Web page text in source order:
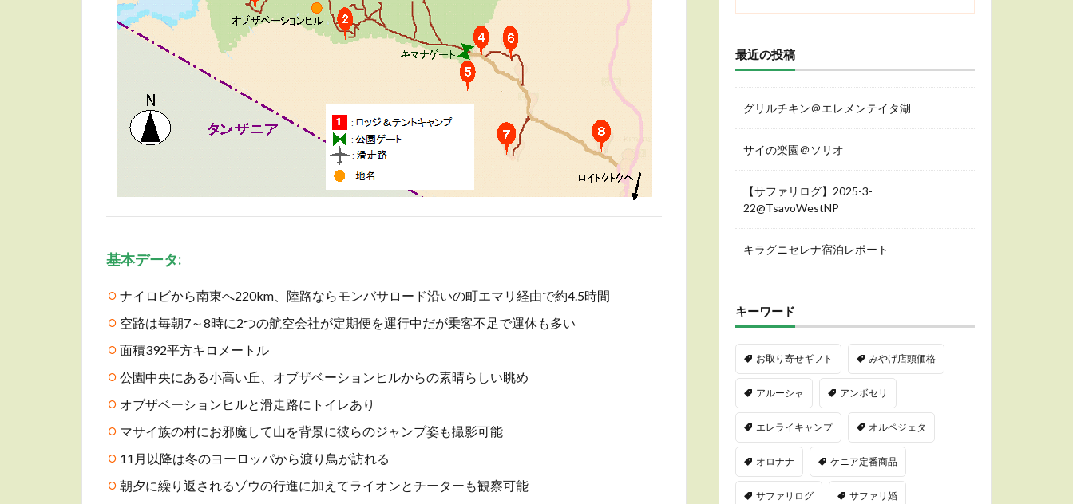
基本データ:
ナイロビから南東へ220km、陸路ならモンバサロード沿いの町エマリ経由で約4.5時間
空路は毎朝7～8時に2つの航空会社が定期便を運行中だが乗客不足で運休も多い
面積392平方キロメートル
公園中央にある小高い丘、オブザベーションヒルからの素晴らしい眺め
オブザベーションヒルと滑走路にトイレあり
マサイ族の村にお邪魔して山を背景に彼らのジャンプ姿も撮影可能
11月以降は冬のヨーロッパから渡り鳥が訪れる
朝夕に繰り返されるゾウの行進に加えてライオンとチーターも観察可能
最近の投稿
グリルチキン＠エレメンテイタ湖
サイの楽園＠ソリオ
【サファリログ】2025-3-
22@TsavoWestNP
キラグニセレナ宿泊レポート
キーワード
お取り寄せギフト みやげ店頭価格
アルーシャ アンボセリ
エレライキャンプ オルペジェタ
オロナナ ケニア定番商品
サファリログ サファリ婚